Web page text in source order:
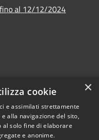
al 12/12/2024
© 2026 • Town of •
Powered byMunicipium
×
cookie
e assimilati strettamente
alla navigazione del sito,
al solo fine di elaborare
e anonime.